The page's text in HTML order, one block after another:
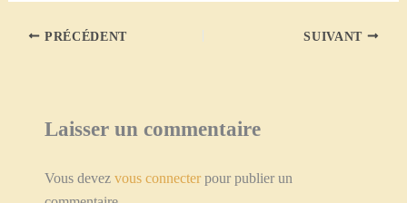
PRÉCÉDENT SUIVANT
Laisser un commentaire
Vous devez vous connecterpour publier un